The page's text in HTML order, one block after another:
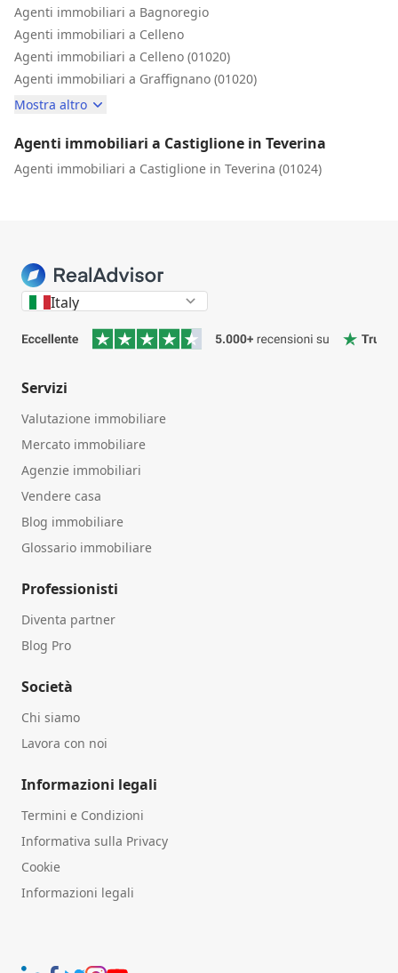
Agenti immobiliari a Bagnoregio
Agenti immobiliari a Celleno
Agenti immobiliari a Celleno (01020)
Agenti immobiliari a Graffignano (01020)
Mostra altro
Agenti immobiliari a Castiglione in Teverina
Agenti immobiliari a Castiglione in Teverina (01024)
Italy
Servizi
Valutazione immobiliare
Mercato immobiliare
Agenzie immobiliari
Vendere casa
Blog immobiliare
Glossario immobiliare
Professionisti
Diventa partner
Blog Pro
Società
Chi siamo
Lavora con noi
Informazioni legali
Termini e Condizioni
Informativa sulla Privacy
Cookie
Informazioni legali